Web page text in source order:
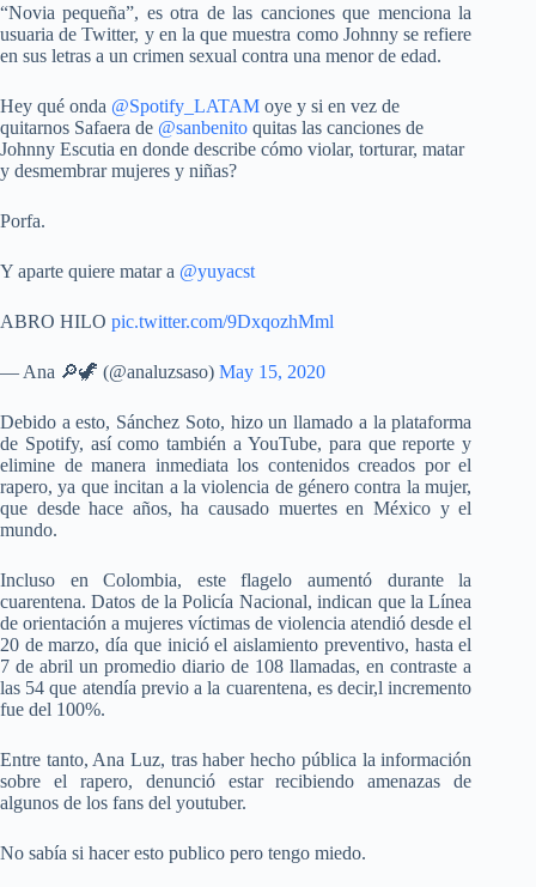
“Novia pequeña”, es otra de las canciones que menciona la
usuaria de Twitter, y en la que muestra como Johnny se refiere
en sus letras a un crimen sexual contra una menor de edad.
Hey qué onda @Spotify_LATAM oye y si en vez de
quitarnos Safaera de @sanbenito quitas las canciones de
Johnny Escutia en donde describe cómo violar, torturar, matar
y desmembrar mujeres y niñas?
Porfa.
Y aparte quiere matar a @yuyacst
ABRO HILO pic.twitter.com/9DxqozhMml
— Ana 🔎🦖 (@analuzsaso) May 15, 2020
Debido a esto, Sánchez Soto, hizo un llamado a la plataforma
de Spotify, así como también a YouTube, para que reporte y
elimine de manera inmediata los contenidos creados por el
rapero, ya que incitan a la violencia de género contra la mujer,
que desde hace años, ha causado muertes en México y el
mundo.
Incluso en Colombia, este flagelo aumentó durante la
cuarentena. Datos de la Policía Nacional, indican que la Línea
de orientación a mujeres víctimas de violencia atendió desde el
20 de marzo, día que inició el aislamiento preventivo, hasta el
7 de abril un promedio diario de 108 llamadas, en contraste a
las 54 que atendía previo a la cuarentena, es decir,l incremento
fue del 100%.
Entre tanto, Ana Luz, tras haber hecho pública la información
sobre el rapero, denunció estar recibiendo amenazas de
algunos de los fans del youtuber.
No sabía si hacer esto publico pero tengo miedo.